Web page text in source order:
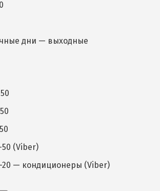
дни — выходные
50 (Viber)
20 — кондиционеры (Viber)